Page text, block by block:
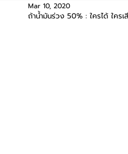
ถ้าน้ำมันร่วง 50% : ใครได้ ใครเ
Mar 10, 2020